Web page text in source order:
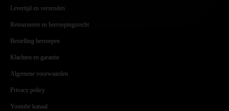
Levertijd en verzenden
Retourneren en herroepingsrecht
Bestelling herroepen
Klachten en garantie
Algemene voorwaarden
Privacy policy
Youtube kanaal